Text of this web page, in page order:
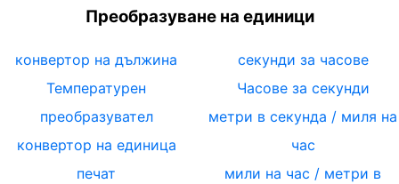
Преобразуване на единици
конвертор на дължина
Температурен
преобразувател
конвертор на единица
печат
секунди за часове
Часове за секунди
метри в секунда / миля на
час
мили на час / метри в